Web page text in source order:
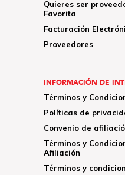
Quieres ser
Favorita
Facturación
Proveedores
INFORMACIÓN DE
Términos y
Políticas de
Convenio de
Términos y
Afiliación
Términos y